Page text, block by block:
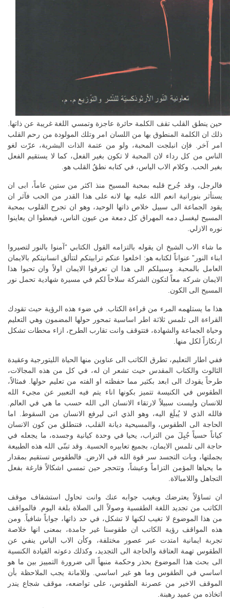
حين ينطق القلب تقف الكلمة حائرة عاجزة وتمسي اللغة غريبة عن ذاتها.
ذلك ان الكلمة المنطوق بها من اللسان امر وتلك المولودة من رحم القلب
امر آخر. فإن انبلجت المحبة، ولو من عتمة الذات البشرية، عرّت لغو
الناس من كل رداء لان المحبة لا تكون بغير الفعل، كما لا يستقيم الفعل
بغير الحب. وكلام الاب الياس، في كتابه نطقُ القلب هو.
فالرجل، وقد جُرح قلبه بمحبة المسيح منذ اكثر من ستين عاماً، ابى ان
يستأثر بنورانية انعم الله عليه بها لانه على هذا القدر من الحب فآثر ان
يقود الجماعة الى سبيل خلاص ذاتها الوحيد، وهو ان تجرح القلوب بمحبة
المسيح ليغسل دمه المهراق كل دمعة من عيون الناس، فيعطوا ان يعاينوا
نوره الازلي.
ما شاء الاب الشيخ ان يقوله بالتزامه القول الكتابي “آمنوا بالنور لتصيروا
ابناء النور” عنواناً لكتابه هو: اخلعوا عنكم ترابيتكم لتتألق انسانيتكم بالايمان
العامل بالمحبة. وسبيلكم الى هذا ان تعرفوا الايمان اولاً وان تحيوا هذا
الايمان شركة معاً لتكون الشركة سلاحاً لكم في مسيرة شهادية تحمل نور
المسيح الى الكون.
هذا ما يستلهمه المرء من قراءة الكتاب. في ضوء هذه الرؤية حيث تقودك
القراءة الى تلمس ثلاثة اطر اساسية تمحور حولها المضمون وهي التعليم
وحياة الجماعة والشهادة، فتتوقف وانت تقارب الطرح، ازاء محطات تشكل
ارتكازاً لكل منها.
ففي اطار التعليم، تطرق الكاتب الى عناوين منها الحياة الليتورجية وعقيدة
الثالوث والكتاب المقدس حيث تشعر ان له، في كل من هذه المجالات،
طرحاً يقودك الى ابعد بكثير مما حفظته او الفته من تعليم حولها. فمثالاً،
الطقوس في الكنيسة تتميز بكونها اناء يتم فيه التعبير عن مجيء الله
للانسان وليست سبيلاً لارتقاء الانسان الى الله حسب ما هي في العالم.
فالله الذي لا يُبلَغ اليه، وهو الذي اتى ليرفع الانسان من السقوط. اما
الحاجة الى الطقوس، والمسيحية ديانة القلب، فتنطلق من كون الانسان
كياناً حسياً جُبِلَ من التراب، يحيا في وحدة كيانية وجسده، ما يجعله في
حاجة الى تلمس الايمان، بجميع تعابيره الحسية. وقد تبنّى الله هذه الطبيعة
بجملتها، وبات التجسد سر قوة الله في الارض. فالطقوس تستقيم بمقدار
ما يحياها المؤمن التزاماً وعيشاً، وتتحجر حين تمسي اشكالاً فارغة بفعل
التجاهل واللامبالاة.
ان تساؤلاً يعترضك ويغيب جوابه عنك وانت تحاول استشفاف موقف
الكاتب من تجديد اللغة الطقسية وصولاً الى الصلاة بلغة اليوم. فالمواقف
من هذا الموضوع لا تغيب لكنها لا تشكل، في حد ذاتها، جواباً شافياً. ومن
هذه المواقف رؤية الكاتب ان طقوسنا غير جامدة، بمعنى انها خلاصة
تجربة ايمانية امتدت عبر عصور مختلفة، وكأن الاب الياس ينفي عن
الطقوس تهمة العتاقة والحاجة الى التجديد، وكذلك دعوته القيادة الكنسية
الى بحث هذا الموضوع بحذر وحكمة منبهاً الى ضرورة التمييز بين ما هو
اساسي في الطقوس وما هو غير اساسي. وللامانة يجب الملاحظة بأن
الموقف الاخير من عصرنة الطقوس، على تواضعه، موقف شجاع يندر
اتخاذه من عميد رهبنة.